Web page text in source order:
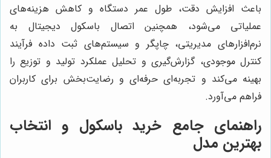
باعث افزایش دقت، طول عمر دستگاه و کاهش هزینه‌های
عملیاتی می‌شود، همچنین اتصال باسکول دیجیتال به
نرم‌افزارهای مدیریتی، چاپگر و سیستم‌های ثبت داده فرآیند
کنترل موجودی، گزارش‌گیری و تحلیل عملکرد تولید و توزیع را
بهینه می‌کند و تجربه‌ای حرفه‌ای و رضایت‌بخش برای کاربران
فراهم می‌آورد.
راهنمای جامع خرید باسکول و انتخاب
بهترین مدل